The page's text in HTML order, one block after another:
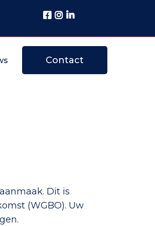
Contact
Dit is
(WGBO). Uw